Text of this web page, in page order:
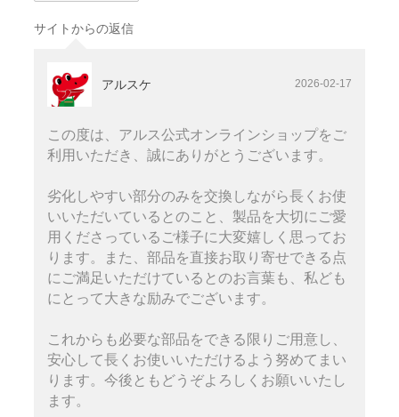
サイトからの返信
アルスケ 2026-02-17
この度は、アルス公式オンラインショップをご
利用いただき、誠にありがとうございます。
劣化しやすい部分のみを交換しながら長くお使
いいただいているとのこと、製品を大切にご愛
用くださっているご様子に大変嬉しく思ってお
ります。また、部品を直接お取り寄せできる点
にご満足いただけているとのお言葉も、私ども
にとって大きな励みでございます。
これからも必要な部品をできる限りご用意し、
安心して長くお使いいただけるよう努めてまい
ります。今後ともどうぞよろしくお願いいたし
ます。